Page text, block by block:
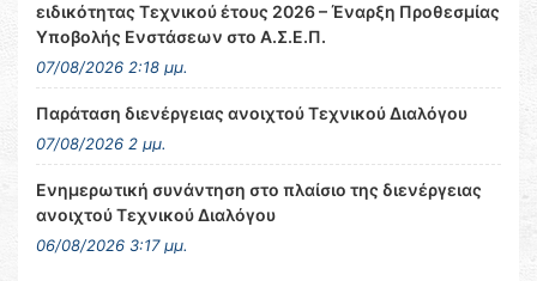
ειδικότητας Τεχνικού έτους 2026 – Έναρξη Προθεσμίας
Υποβολής Ενστάσεων στο Α.Σ.Ε.Π.
07/08/2026 2:18 μμ.
Παράταση διενέργειας ανοιχτού Τεχνικού Διαλόγου
07/08/2026 2 μμ.
Ενημερωτική συνάντηση στο πλαίσιο της διενέργειας
ανοιχτού Τεχνικού Διαλόγου
06/08/2026 3:17 μμ.